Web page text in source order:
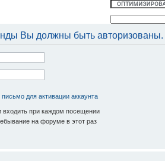
Вы должны быть авторизованы.
для активации аккаунта
входить при каждом посещении
на форуме в этот раз